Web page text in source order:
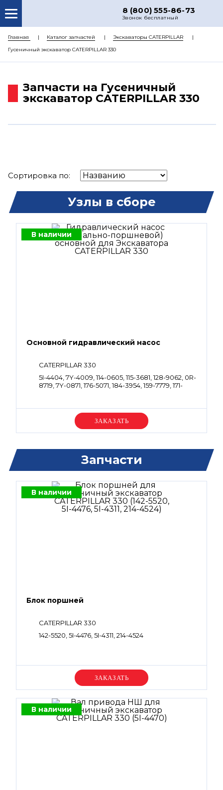
8 (800) 555-86-73
Звонок бесплатный
О НАС
КАТАЛОГ ЗАПЧАСТЕЙ
ДОСТАВКА
Главная Каталог запчастей
Экскаваторы CATERPILLAR
Гусеничный экскаватор CATERPILLAR 330
Запчасти на Гусеничный
экскаватор CATERPILLAR 330
Сортировка по:
Узлы в сборе
В наличии
Основной гидравлический насос
CATERPILLAR 330
5I-4404, 7Y-4009, 114-0605, 115-3681, 128-9062, 0R-
8719, 7Y-0871, 176-5071, 184-3954, 159-7779, 171-
Уточняйте цену
Запчасти
В наличии
Блок поршней
CATERPILLAR 330
142-5520, 5I-4476, 5I-4311, 214-4524
Уточняйте цену
В наличии